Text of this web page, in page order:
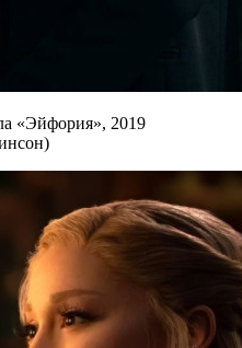
«Эйфория», 2019